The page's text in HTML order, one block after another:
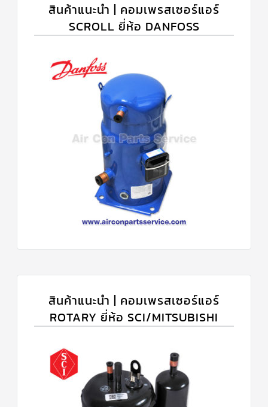
สินค้าแนะนำ | คอมเพรสเซอร์แอร์
SCROLL ยี่ห้อ DANFOSS
สินค้าแนะนำ | คอมเพรสเซอร์แอร์
ROTARY ยี่ห้อ SCI/MITSUBISHI